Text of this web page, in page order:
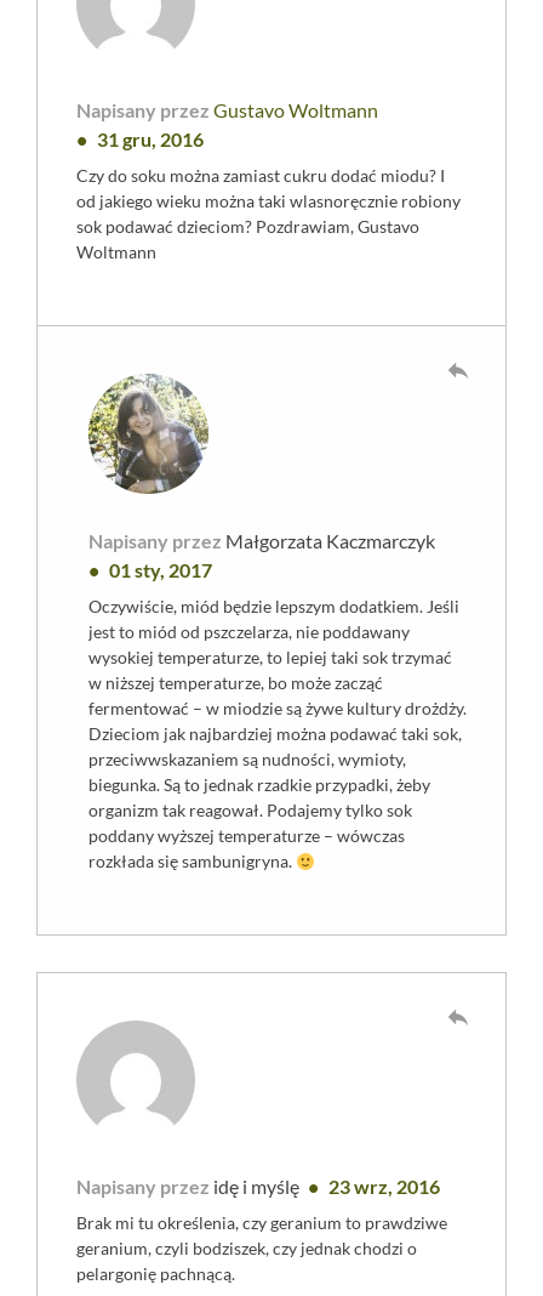
Napisany przez Gustavo Woltmann
31 gru, 2016
Czy do soku można zamiast cukru dodać miodu? I
od jakiego wieku można taki wlasnoręcznie robiony
sok podawać dzieciom? Pozdrawiam, Gustavo
Woltmann
Napisany przez Małgorzata Kaczmarczyk
01 sty, 2017
Oczywiście, miód będzie lepszym dodatkiem. Jeśli
jest to miód od pszczelarza, nie poddawany
wysokiej temperaturze, to lepiej taki sok trzymać
w niższej temperaturze, bo może zacząć
fermentować – w miodzie są żywe kultury drożdży.
Dzieciom jak najbardziej można podawać taki sok,
przeciwwskazaniem są nudności, wymioty,
biegunka. Są to jednak rzadkie przypadki, żeby
organizm tak reagował. Podajemy tylko sok
poddany wyższej temperaturze – wówczas
rozkłada się sambunigryna.
reply
Napisany przez idę i myślę 23 wrz, 2016
Brak mi tu określenia, czy geranium to prawdziwe
geranium, czyli bodziszek, czy jednak chodzi o
pelargonię pachnącą.
reply